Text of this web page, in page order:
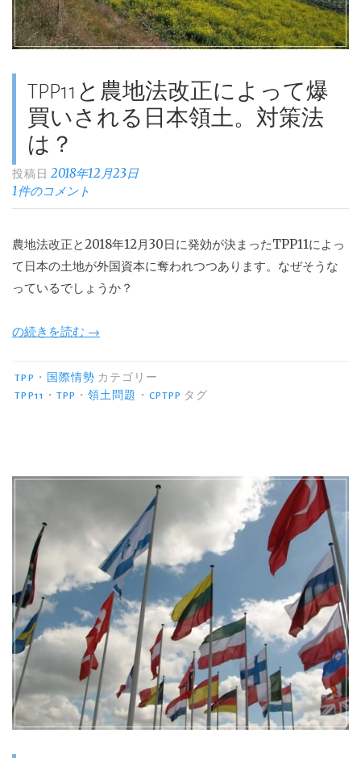
ル
首
相
TPP11と農地法改正によって爆
買いされる日本領土。対策法
は？
投稿日2018年12月23日
1件のコメント
農地法改正と2018年12月30日に発効が決まったTPP11によっ
て日本の土地が外国資本に奪われつつあります。なぜそうな
っているでしょうか？
“TPP11
農
地
に
買
い
さ
れ
る
日
本
の続きを読む →
TPP ・ 国際情勢 カテゴリー
TPP11
・ TPP ・領土問題 ・ CPTPP タグ